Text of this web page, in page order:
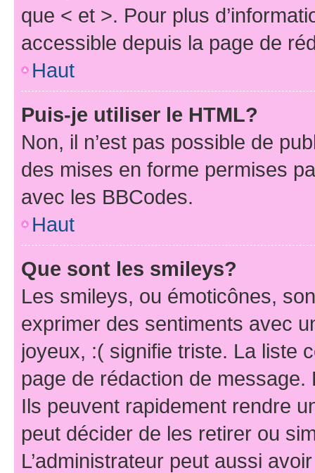
que < et >. Pour plus
accessible depuis la page de
Haut
Puis-je utiliser le HTML?
Non, il n’est pas possible de
des mises en forme permises
avec les BBCodes.
Haut
Que sont les smileys?
Les smileys, ou émoticônes,
exprimer des sentiments avec
joyeux, :( signifie triste. La liste
page de rédaction de
Ils peuvent rapidement rendre
peut décider de les retirer ou
L’administrateur peut aussi